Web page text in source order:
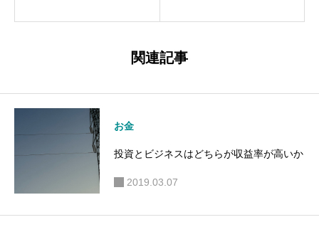
関連記事
お金
投資とビジネスはどちらが収益率が高いか
2019.03.07